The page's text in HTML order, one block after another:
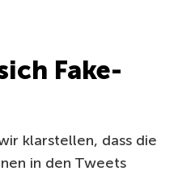
Fake-
klarstellen, dass die
in den Tweets